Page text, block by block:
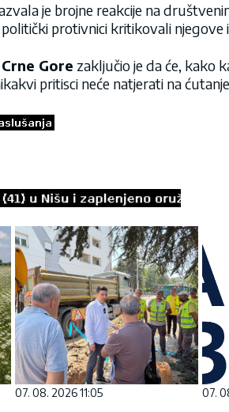
je brojne reakcije na
protivnici kritikovali njegove
Gore zaključio je da će, kako
pritisci neće natjerati na
07. 08. 2026 11:05 07.